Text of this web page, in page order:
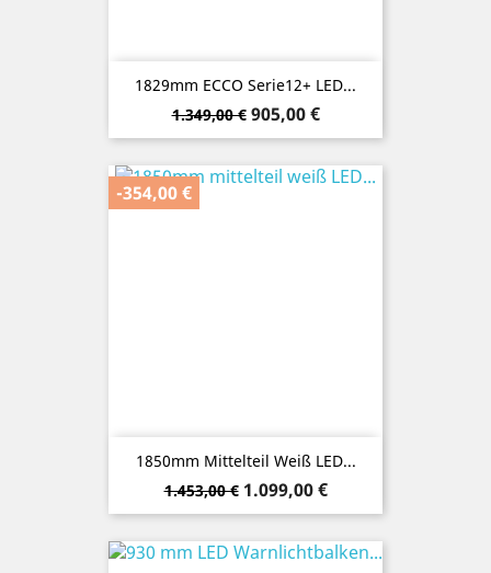
1829mm ECCO Serie12+ LED...
Verkaufspreis
1.349,00 € Preis
905,00 €
1850mm Mittelteil Weiß LED...
Verkaufspreis
1.453,00 € Preis
1.099,00 €
-354,00 €